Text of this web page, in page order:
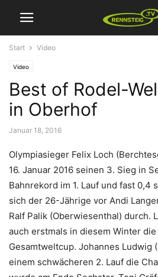
Start Video
Video
Best of Rodel-
in Oberhof
Januar 18, 2016
Olympiasieger Felix Loch
16. Januar 2016 seinen 3. Sieg in
Bahnrekord im 1. Lauf und fast 0,4
sich der 26-Jährige vor Andi
Ralf Palik (Oberwiesenthal) durch.
auch erstmals in diesem Winter
Gesamtweltcup. Johannes Ludwig
einem schwächeren 2. Lauf die